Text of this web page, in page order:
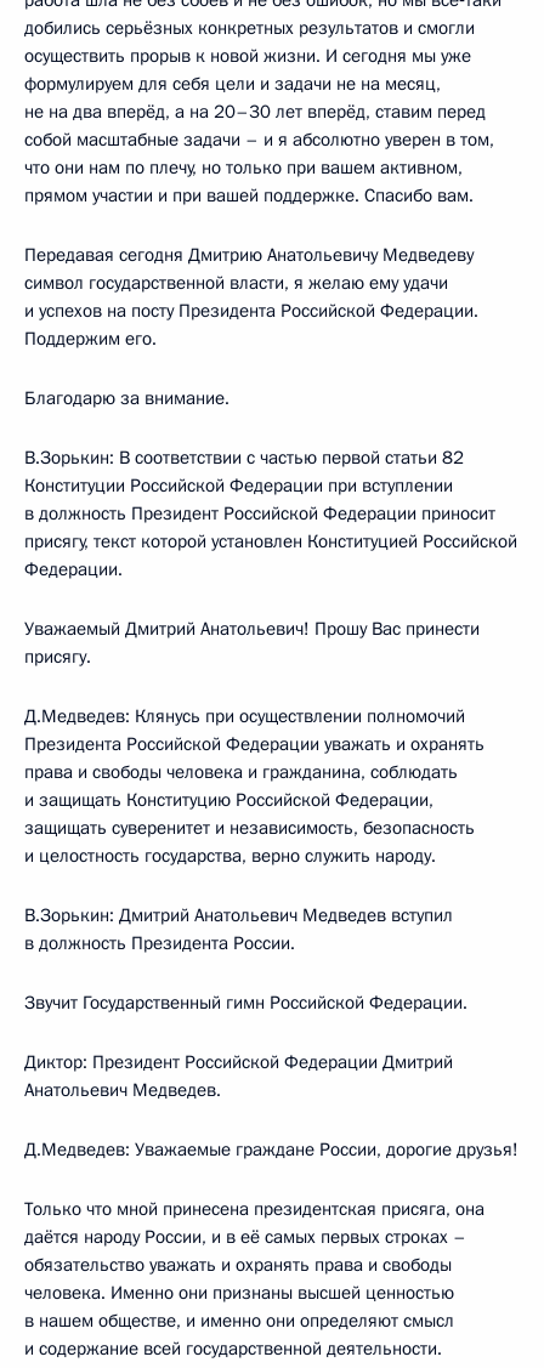
добились серьёзных конкретных результатов и смогли
осуществить прорыв к новой жизни. И сегодня мы уже
формулируем для себя цели и задачи не на месяц,
не на два вперёд, а на 20–30 лет вперёд, ставим перед
собой масштабные задачи – и я абсолютно уверен в том,
что они нам по плечу, но только при вашем активном,
прямом участии и при вашей поддержке. Спасибо вам.
Передавая сегодня Дмитрию Анатольевичу Медведеву
символ государственной власти, я желаю ему удачи
и успехов на посту Президента Российской Федерации.
Поддержим его.
Благодарю за внимание.
В.Зорькин: В соответствии с частью первой статьи 82
Конституции Российской Федерации при вступлении
в должность Президент Российской Федерации приносит
присягу, текст которой установлен Конституцией Российской
Федерации.
Уважаемый Дмитрий Анатольевич! Прошу Вас принести
присягу.
Д.Медведев: Клянусь при осуществлении полномочий
Президента Российской Федерации уважать и охранять
права и свободы человека и гражданина, соблюдать
и защищать Конституцию Российской Федерации,
защищать суверенитет и независимость, безопасность
и целостность государства, верно служить народу.
В.Зорькин: Дмитрий Анатольевич Медведев вступил
в должность Президента России.
Звучит Государственный гимн Российской Федерации.
Диктор: Президент Российской Федерации Дмитрий
Анатольевич Медведев.
Д.Медведев: Уважаемые граждане России, дорогие друзья!
Только что мной принесена президентская присяга, она
даётся народу России, и в её самых первых строках –
обязательство уважать и охранять права и свободы
человека. Именно они признаны высшей ценностью
в нашем обществе, и именно они определяют смысл
и содержание всей государственной деятельности.